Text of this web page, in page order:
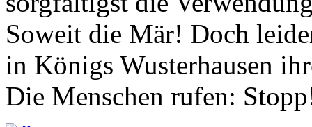
Soweit die Mär! Doch
in Königs Wusterhausen
Die Menschen rufen: